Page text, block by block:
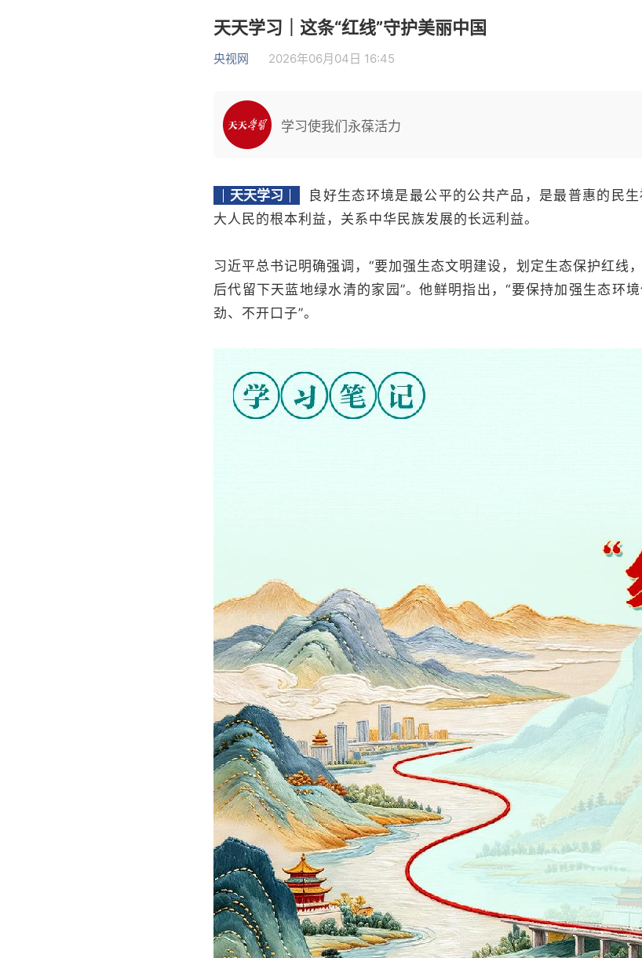
天天学习｜这条“红线”守护美丽中国
央视网 2026年06月04日 16:45
学习使我们永葆活力
天天学习
良好生态环境是最公平的公共产品，是最普惠的民
大人民的根本利益，关系中华民族发展的长远利益。
习近平总书记明确强调，“要加强生态文明建设，划定生态保护红线
后代留下天蓝地绿水清的家园”。他鲜明指出，“要保持加强生态环
劲、不开口子”。